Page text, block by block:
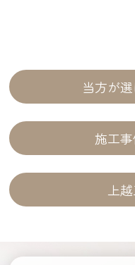
当方が
施工
上